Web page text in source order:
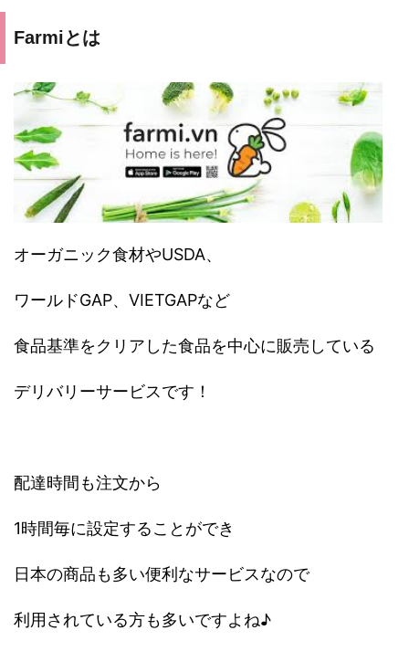
Farmiとは
オーガニック食材やUSDA、
ワールドGAP、VIETGAPなど
食品基準をクリアした食品を中心に販売している
デリバリーサービスです！
配達時間も注文から
1時間毎に設定することができ
日本の商品も多い便利なサービスなので
利用されている方も多いですよね♪